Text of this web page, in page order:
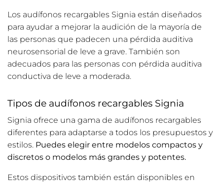
Los audífonos recargables Signia están diseñados
para ayudar a mejorar la audición de la mayoría de
las personas que padecen una pérdida auditiva
neurosensorial de leve a grave. También son
adecuados para las personas con pérdida auditiva
conductiva de leve a moderada.
Tipos de audífonos recargables Signia
Signia ofrece una gama de audífonos recargables
diferentes para adaptarse a todos los presupuestos y
estilos. Puedes elegir entre modelos compactos y
discretos o modelos más grandes y potentes.
Estos dispositivos también están disponibles en